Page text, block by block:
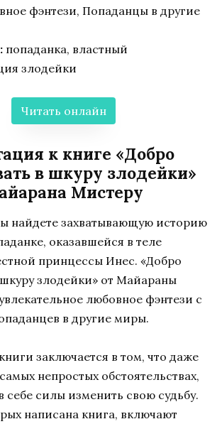
фэнтези, Попаданцы в другие
попаданка, властный
злодейки
Читать онлайн
к книге «Добро
в шкуру злодейки»
Мистеру
найдете захватывающую историю
оказавшейся в теле
принцессы Инес. «Добро
злодейки» от Майараны
любовное фэнтези с
в другие миры.
заключается в том, что даже
непростых обстоятельствах,
силы изменить свою судьбу.
написана книга, включают